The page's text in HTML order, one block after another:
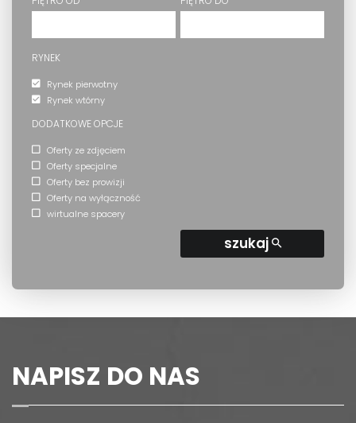
RYNEK
Rynek pierwotny
Rynek wtórny
DODATKOWE OPCJE
Oferty ze zdjęciem
Oferty specjalne
Oferty bez prowizji
Oferty na wyłączność
wirtualne spacery
szukaj
NAPISZ DO NAS